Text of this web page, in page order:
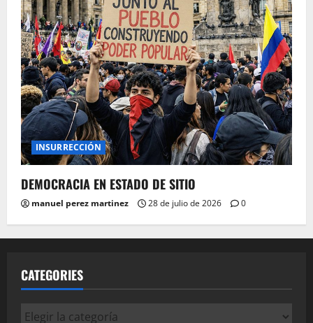
INSURRECCIÓN
DEMOCRACIA EN ESTADO DE SITIO
manuel perez martinez 28 de julio de 2026 0
CATEGORIES
Categories